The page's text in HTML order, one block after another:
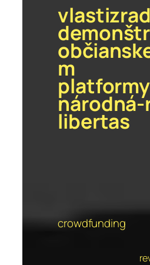
m
platformy
národná-
libertas
crowdfunding